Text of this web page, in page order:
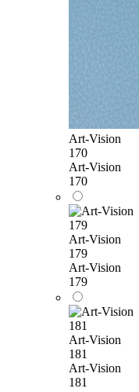
Art-Vision
170
Art-Vision
170
Art-Vision
179
Art-Vision
179
Art-Vision
181
Art-Vision
181